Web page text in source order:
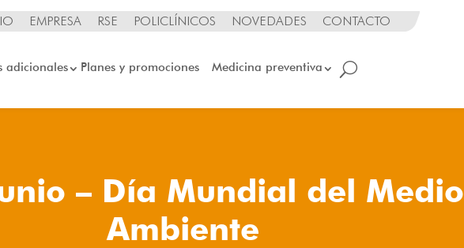
EMPRESA RSE POLICLÍNICOS NOVEDADES CONTACTO
adicionales Planes y promociones Medicina preventiva
– Día Mundial del Medio
Ambiente